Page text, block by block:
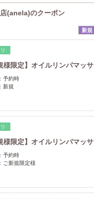
(anela)のクーポン
新規
様限定】オイルリンパマッ
予約時
新規
様限定】オイルリンパマッ
予約時
ご新規限定様